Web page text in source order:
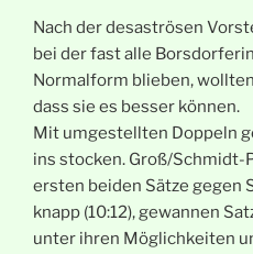
Nach der desaströsen
bei der fast alle
Normalform blieben,
dass sie es besser können.
Mit umgestellten Doppeln
ins stocken. Groß/Schmidt-
ersten beiden Sätze gegen
knapp (10:12), gewannen
unter ihren Möglichkeiten